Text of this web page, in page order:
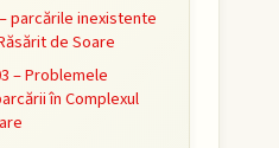
parcările inexistente
de Soare
– Problemele
în Complexul